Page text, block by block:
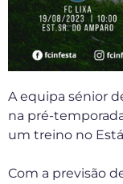
A equipa sénior
na pré-
um treino no
Com a previsão